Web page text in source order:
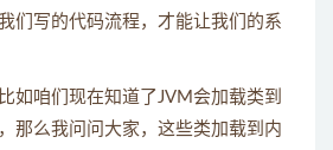
们写的代码流程，才能让我们的系
如咱们现在知道了JVM会加载类到
那么我问问大家，这些类加载到内